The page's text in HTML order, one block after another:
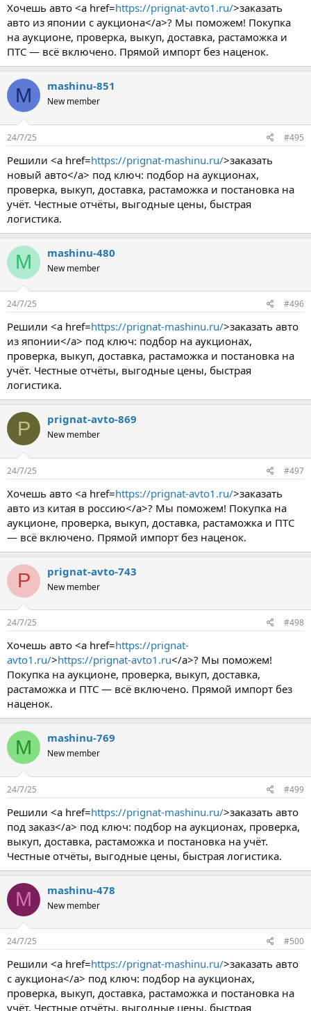
Хочешь авто <a href=https://prignat-avto1.ru/>заказать
авто из японии с аукциона</a>? Мы поможем! Покупка
на аукционе, проверка, выкуп, доставка, растаможка и
ПТС — всё включено. Прямой импорт без наценок.
M mashinu-851
New member
24/7/25 #495
Решили <a href=https://prignat-mashinu.ru/>заказать
новый авто</a> под ключ: подбор на аукционах,
проверка, выкуп, доставка, растаможка и постановка на
учёт. Честные отчёты, выгодные цены, быстрая
логистика.
M mashinu-480
New member
24/7/25 #496
Решили <a href=https://prignat-mashinu.ru/>заказать авто
из японии</a> под ключ: подбор на аукционах,
проверка, выкуп, доставка, растаможка и постановка на
учёт. Честные отчёты, выгодные цены, быстрая
логистика.
P prignat-avto-869
New member
24/7/25 #497
Хочешь авто <a href=https://prignat-avto1.ru/>заказать
авто из китая в россию</a>? Мы поможем! Покупка на
аукционе, проверка, выкуп, доставка, растаможка и ПТС
— всё включено. Прямой импорт без наценок.
P prignat-avto-743
New member
24/7/25 #498
Хочешь авто <a href=https://prignat-
avto1.ru/>https://prignat-avto1.ru</a>? Мы поможем!
Покупка на аукционе, проверка, выкуп, доставка,
растаможка и ПТС — всё включено. Прямой импорт без
наценок.
M mashinu-769
New member
24/7/25 #499
Решили <a href=https://prignat-mashinu.ru/>заказать авто
под заказ</a> под ключ: подбор на аукционах, проверка,
выкуп, доставка, растаможка и постановка на учёт.
Честные отчёты, выгодные цены, быстрая логистика.
M mashinu-478
New member
24/7/25 #500
Решили <a href=https://prignat-mashinu.ru/>заказать авто
с аукциона</a> под ключ: подбор на аукционах,
проверка, выкуп, доставка, растаможка и постановка на
учёт. Честные отчёты, выгодные цены, быстрая